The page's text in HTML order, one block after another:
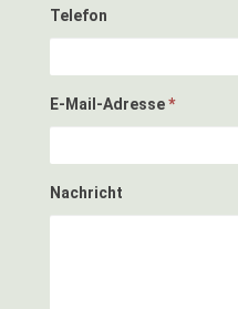
Telefon
E-Mail-Adresse*
Nachricht